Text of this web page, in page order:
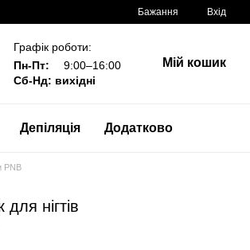
Бажання Вхід
Графік роботи:
Пн-Пт:
9:00–16:00
Сб-Нд: вихідні
Мій кошик
Депіляція Додатково
PNB
нігтів